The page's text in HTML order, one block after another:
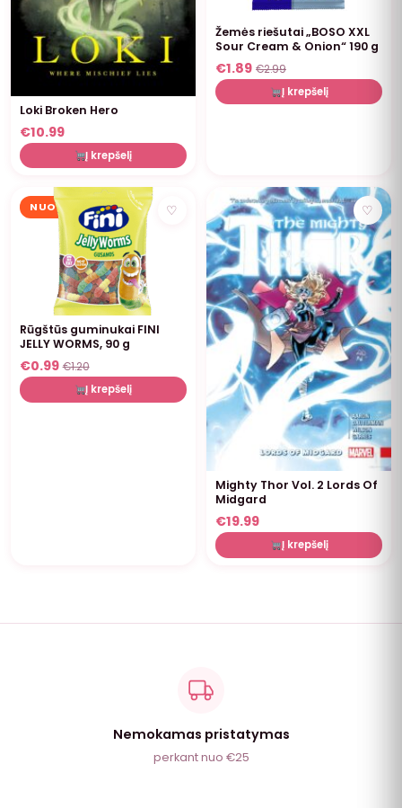
Loki Broken Hero
€10.99
Į krepšelį
Žemės riešutai „BOSO XXL
Sour Cream & Onion“ 190 g
€1.89 €2.99
Į krepšelį
NUOLAIDA ♡
Rūgštūs guminukai FINI
JELLY WORMS, 90 g
€0.99 €1.20
Į krepšelį
♡
Mighty Thor Vol. 2 Lords Of
Midgard
€19.99
Į krepšelį
Nemokamas pristatymas
perkant nuo €25